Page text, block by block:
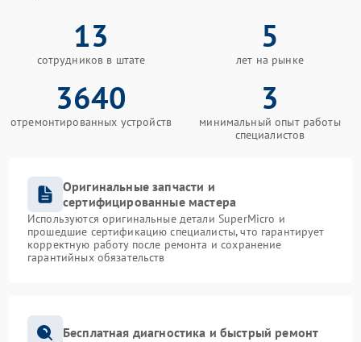
13
сотрудников в штате
5
лет на рынке
3640
отремонтированных устройств
3
минимальный опыт работы
специалистов
Оригинальные запчасти и
сертифицированные мастера
Используются оригинальные детали SuperMicro и
прошедшие сертификацию специалисты, что гарантирует
корректную работу после ремонта и сохранение
гарантийных обязательств
Бесплатная диагностика и быстрый ремонт